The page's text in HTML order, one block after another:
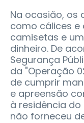
Na ocasião, os
como cálices e
camisetas e
dinheiro. De
Segurança
da "Operação
de cumprir
e apreensão
à residência do
não forneceu